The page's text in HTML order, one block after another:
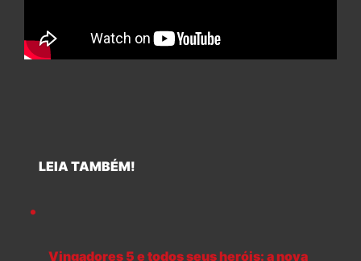
LEIA TAMBÉM!
Vingadores 5 e todos seus heróis: a nova